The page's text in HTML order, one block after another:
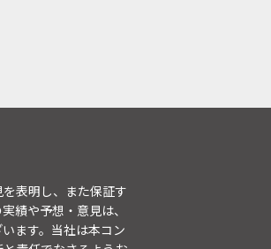
表明し、また保証す
績や予想・意見は、
ます。当社は本コン